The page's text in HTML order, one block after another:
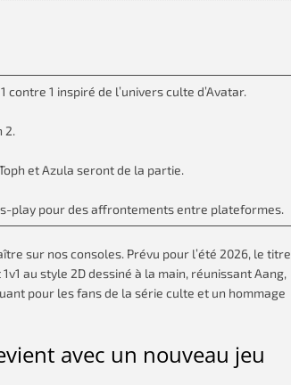
1 inspiré de l’univers culte d’Avatar.
2.
et Azula seront de la partie.
play pour des affrontements entre plateformes.
sur nos consoles. Prévu pour l’été 2026, le titre
au style 2D dessiné à la main, réunissant Aang,
pour les fans de la série culte et un hommage
avec un nouveau jeu